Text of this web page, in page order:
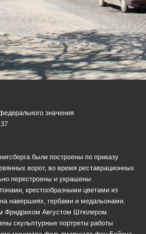
значения
были построены по приказу
ворот, во время реставрационных
перестроены и украшены
крестообразными цветами из
навершиях, гербами и медальонами.
Фридрихом Августом Штюлером.
скульптурные портреты работы